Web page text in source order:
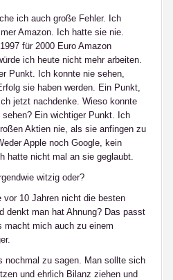
ich auch große Fehler. Ich
Amazon. Ich hatte sie nie.
für 2000 Euro Amazon
ich heute nicht mehr arbeiten.
Punkt. Ich konnte nie sehen,
sie haben werden. Ein Punkt,
jetzt nachdenke. Wieso konnte
sehen? Ein wichtiger Punkt. Ich
Aktien nie, als sie anfingen zu
Apple noch Google, kein
hatte nicht mal an sie geglaubt.
witzig oder?
vor 10 Jahren nicht die besten
denkt man hat Ahnung? Das passt
macht mich auch zu einem
nochmal zu sagen. Man sollte sich
und ehrlich Bilanz ziehen und